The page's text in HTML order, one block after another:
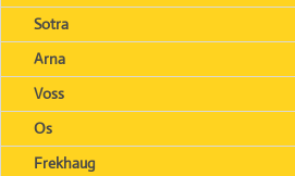
Sotra
Arna
Voss
Os
Frekhaug